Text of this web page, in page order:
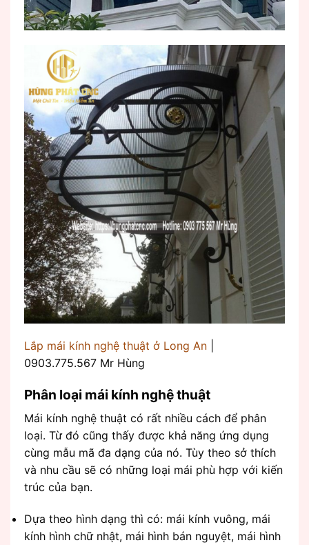
Lắp mái kính nghệ thuật ở Long An
0903.775.567 Mr Hùng
Phân loại mái kính nghệ thuật
Mái kính nghệ thuật có rất nhiều cách để phân
loại. Từ đó cũng thấy được khả năng ứng dụng
cùng mẫu mã đa dạng của nó. Tùy theo sở thích
và nhu cầu sẽ có những loại mái phù hợp với kiến
trúc của bạn.
Dựa theo hình dạng thì có: mái kính vuông, mái
kính hình chữ nhật, mái hình bán nguyệt, mái hình